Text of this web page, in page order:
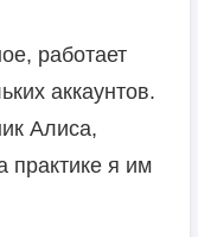
работает
аккаунтов.
Алиса,
практике я им